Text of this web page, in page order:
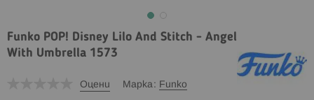
Funko POP! Disney Lilo And Stitch - Angel
With Umbrella 1573
Оцени Марка Funko